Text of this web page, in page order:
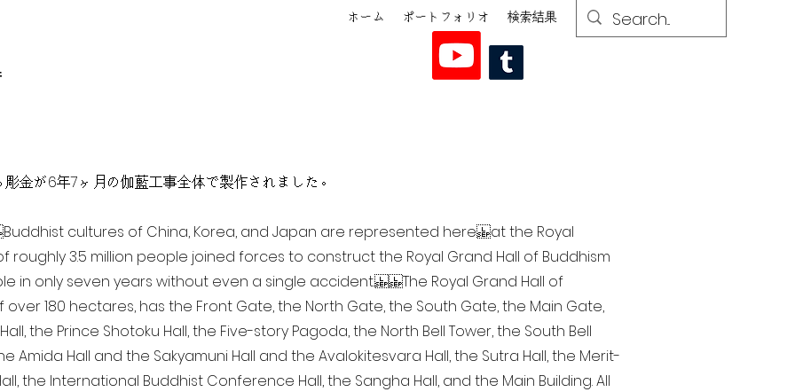
ホーム ポートフォリオ 検索結果
金が6年7ヶ月の伽藍工事全体で製作されました。
cultures of China, Korea, and Japan are represented here at the Royal
roughly 3.5 million people joined forces to construct the Royal Grand Hall of Buddhism
in only seven years without even a single accident. The Royal Grand Hall of
180 hectares, has the Front Gate, the North Gate, the South Gate, the Main Gate,
the Prince Shotoku Hall, the Five-story Pagoda, the North Bell Tower, the South Bell
Amida Hall and the Sakyamuni Hall and the Avalokitesvara Hall, the Sutra Hall, the Merit-
the International Buddhist Conference Hall, the Sangha Hall, and the Main Building. All